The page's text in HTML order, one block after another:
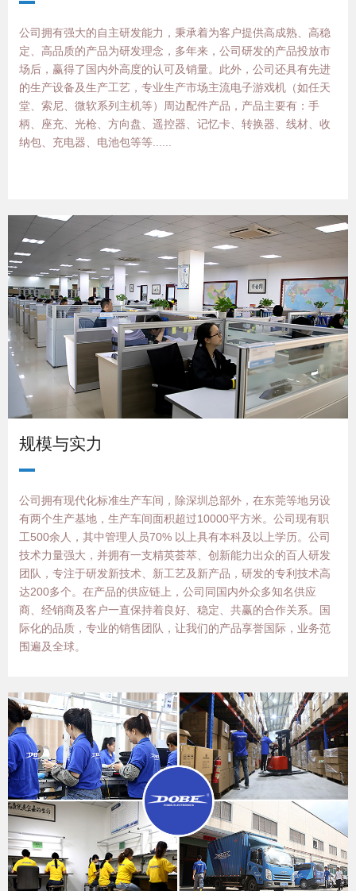
公司拥有强大的自主研发能力，秉承着为客户提供高成熟、高稳
定、高品质的产品为研发理念，多年来，公司研发的产品投放市
场后，赢得了国内外高度的认可及销量。此外，公司还具有先进
的生产设备及生产工艺，专业生产市场主流电子游戏机（如任天
堂、索尼、微软系列主机等）周边配件产品，产品主要有：手
柄、座充、光枪、方向盘、遥控器、记忆卡、转换器、线材、收
纳包、充电器、电池包等等......
规模与实力
公司拥有现代化标准生产车间，除深圳总部外，在东莞等地另设
有两个生产基地，生产车间面积超过10000平方米。公司现有职
工500余人，其中管理人员70% 以上具有本科及以上学历。公司
技术力量强大，并拥有一支精英荟萃、创新能力出众的百人研发
团队，专注于研发新技术、新工艺及新产品，研发的专利技术高
达200多个。 在产品的供应链上，公司同国内外众多知名供应
商、经销商及客户一直保持着良好、稳定、共赢的合作关系。国
际化的品质，专业的销售团队，让我们的产品享誉国际，业务范
围遍及全球。